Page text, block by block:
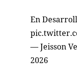
En
— Jeisson
2026